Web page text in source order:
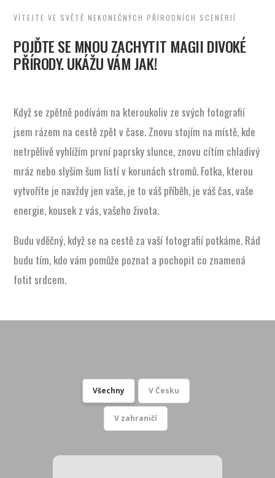
VÍTEJTE VE SVĚTĚ NEKONEČNÝCH PŘÍRODNÍCH SCENÉRIÍ
POJĎTE SE MNOU ZACHYTIT MAGII DIVOKÉ
PŘÍRODY. UKÁŽU VÁM JAK!
Když se zpětně podívám na kteroukoliv ze svých fotografií
jsem rázem na cestě zpět v čase. Znovu stojím na místě, kde
netrpělivě vyhlížím první paprsky slunce, znovu cítím chladivý
mráz nebo slyším šum listí v korunách stromů. Fotka, kterou
vytvoříte je navždy jen vaše, je to váš příběh, je váš čas, vaše
energie, kousek z vás, vašeho života.
Budu vděčný, když se na cestě za vaší fotografií potkáme. Rád
budu tím, kdo vám pomůže poznat a pochopit co znamená
fotit srdcem.
Všechny V Česku
V zahraničí